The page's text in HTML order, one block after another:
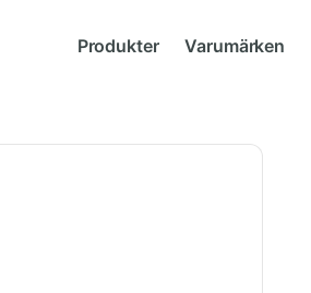
Produkter Varumärken